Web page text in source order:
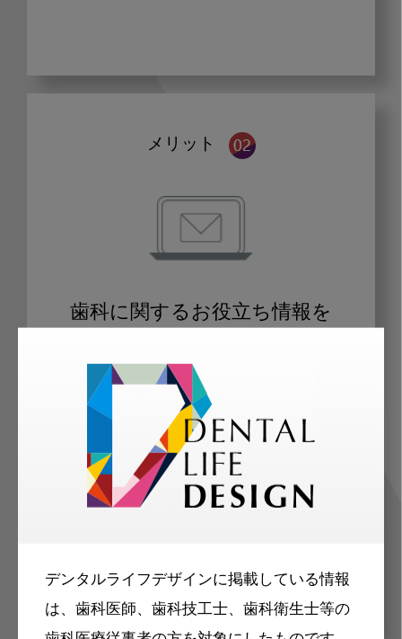
デンタルライフデザインに掲載している情報
は、歯科医師、歯科技工士、歯科衛生士等の
メリット
歯科に関するお役立ち情報を
ご登録いただいた職種（歯科医師、歯
科衛生士、歯科技工士）に合わせた内
容のメールマガジンをお届けします。